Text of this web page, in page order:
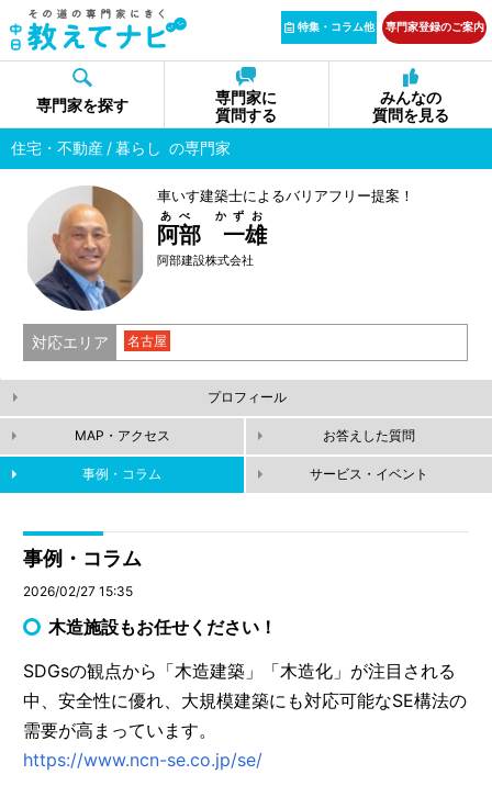
特集・コラム他 専門家登録のご案内
専門家を探す
専門家に
質問する
みんなの
質問を見る
住宅・不動産
暮らし の専門家
車いす建築士によるバリアフリー提案！
阿部 一雄
あべ かずお
阿部建設株式会社
対応エリア 名古屋
プロフィール
MAP・アクセス お答えした質問
事例・コラム サービス・イベント
事例・コラム
2026/02/27 15:35
木造施設もお任せください！
SDGsの観点から「木造建築」「木造化」が注目される
中、安全性に優れ、大規模建築にも対応可能なSE構法の
需要が高まっています。
https://www.ncn-se.co.jp/se/